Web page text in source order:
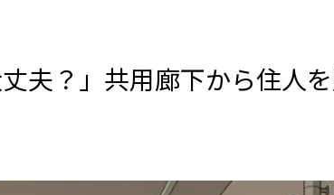
夫？」共用廊下から住人